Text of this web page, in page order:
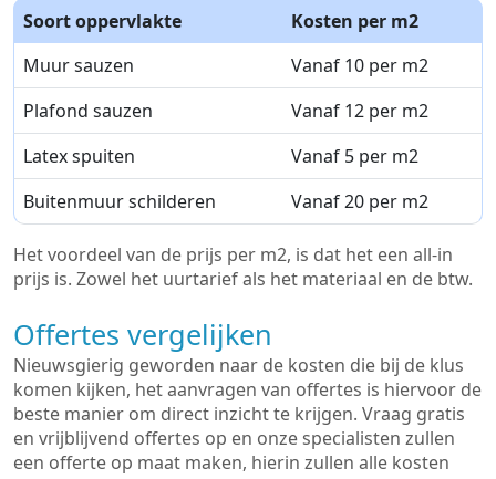
Soort oppervlakte
Kosten per m2
Muur sauzen
Vanaf 10 per m2
Plafond sauzen
Vanaf 12 per m2
Latex spuiten
Vanaf 5 per m2
Buitenmuur schilderen
Vanaf 20 per m2
Het voordeel van de prijs per m2, is dat het een all-in
prijs is. Zowel het uurtarief als het materiaal en de btw.
Offertes vergelijken
Nieuwsgierig geworden naar de kosten die bij de klus
komen kijken, het aanvragen van offertes is hiervoor de
beste manier om direct inzicht te krijgen. Vraag gratis
en vrijblijvend offertes op en onze specialisten zullen
een offerte op maat maken, hierin zullen alle kosten